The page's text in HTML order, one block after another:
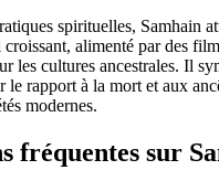
spirituelles, Samhain
alimenté par des
les cultures ancestrales. Il
le rapport à la mort et aux
modernes.
fréquentes sur